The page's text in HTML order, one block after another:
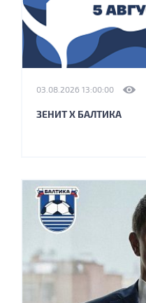
03.08.2026 13:00:00
ЗЕНИТ X БАЛТИКА